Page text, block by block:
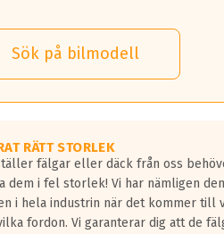
däck.
Sök på bilmodell
RÄTT STORLEK
fälgar eller däck från oss
dem i fel storlek! Vi har nämligen
i hela industrin när det kommer till
fordon. Vi garanterar dig att de